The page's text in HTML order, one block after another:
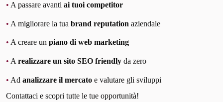
• A passare avanti ai tuoi competitor
• A migliorare la tua brand reputation aziendale
• A creare un piano di web marketing
• A realizzare un sito SEO friendly da zero
• Ad analizzare il mercato e valutare gli sviluppi
Contattaci e scopri tutte le tue opportunità!